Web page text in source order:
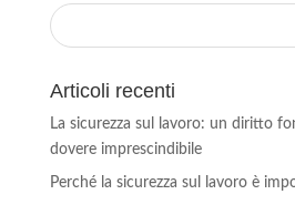
Articoli recenti
La sicurezza sul lavoro: un diritto
dovere imprescindibile
Perché la sicurezza sul lavoro è